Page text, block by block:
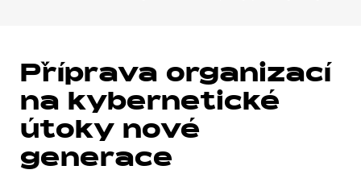
Příprava organizací
na kybernetické
útoky nové
generace